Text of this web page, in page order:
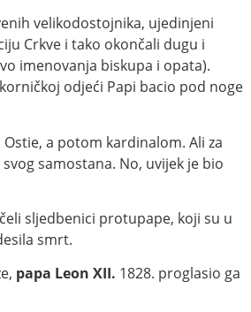
velikodostojnika, ujedinjeni
Crkve i tako okončali dugu i
imenovanja biskupa i opata).
odjeći Papi bacio pod noge
a potom kardinalom. Ali za
samostana. No, uvijek je bio
sljedbenici protupape, koji su u
smrt.
papa Leon XII. 1828. proglasio ga